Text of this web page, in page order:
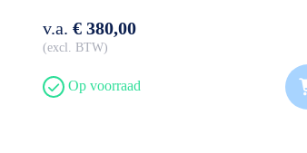
v.a. € 380,00
excl. BTW
Op voorraad